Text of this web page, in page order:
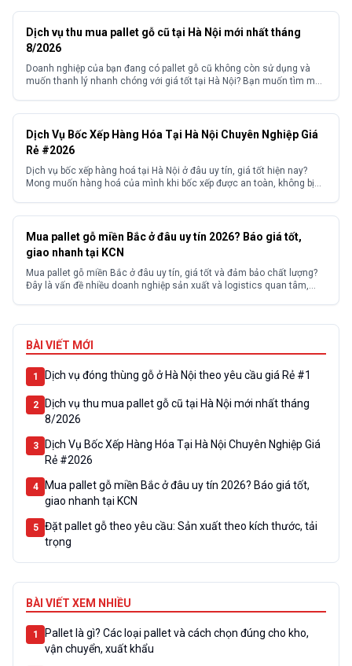
Dịch vụ thu mua pallet gỗ cũ tại Hà Nội mới nhất tháng
8/2026
Doanh nghiệp của bạn đang có pallet gỗ cũ không còn sử dụng và
muốn thanh lý nhanh chóng với giá tốt tại Hà Nội? Bạn muốn tìm một
Dịch Vụ Bốc Xếp Hàng Hóa Tại Hà Nội Chuyên Nghiệp Giá
Rẻ #2026
Dịch vụ bốc xếp hàng hoá tại Hà Nội ở đâu uy tín, giá tốt hiện nay?
Mong muốn hàng hoá của mình khi bốc xếp được an toàn, không bị
Mua pallet gỗ miền Bắc ở đâu uy tín 2026? Báo giá tốt,
giao nhanh tại KCN
Mua pallet gỗ miền Bắc ở đâu uy tín, giá tốt và đảm bảo chất lượng?
Đây là vấn đề nhiều doanh nghiệp sản xuất và logistics quan tâm,
BÀI VIẾT MỚI
1 Dịch vụ đóng thùng gỗ ở Hà Nội theo yêu cầu giá Rẻ #1
2
Dịch vụ thu mua pallet gỗ cũ tại Hà Nội mới nhất tháng
8/2026
3
Dịch Vụ Bốc Xếp Hàng Hóa Tại Hà Nội Chuyên Nghiệp Giá
Rẻ #2026
4
Mua pallet gỗ miền Bắc ở đâu uy tín 2026? Báo giá tốt,
giao nhanh tại KCN
5
Đặt pallet gỗ theo yêu cầu: Sản xuất theo kích thước, tải
trọng
BÀI VIẾT XEM NHIỀU
1
Pallet là gì? Các loại pallet và cách chọn đúng cho kho,
vận chuyển, xuất khẩu